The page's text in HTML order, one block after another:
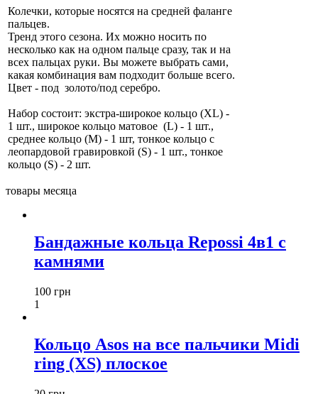
Колечки, которые носятся на средней фаланге
пальцев.
Тренд этого сезона. Их можно носить по
несколько как на одном пальце сразу, так и на
всех пальцах руки. Вы можете выбрать сами,
какая комбинация вам подходит больше всего.
Цвет - под золото/под серебро.
Набор состоит: экстра-широкое кольцо (XL) -
1 шт., широкое кольцо матовое (L) - 1 шт.,
среднее кольцо (M) - 1 шт, тонкое кольцо c
леопардовой гравировкой (S) - 1 шт., тонкое
кольцо (S) - 2 шт.
товары месяца
Бандажные кольца Repossi 4в1 с
камнями
100 грн
1
Кольцо Asos на все пальчики Midi
ring (XS) плоское